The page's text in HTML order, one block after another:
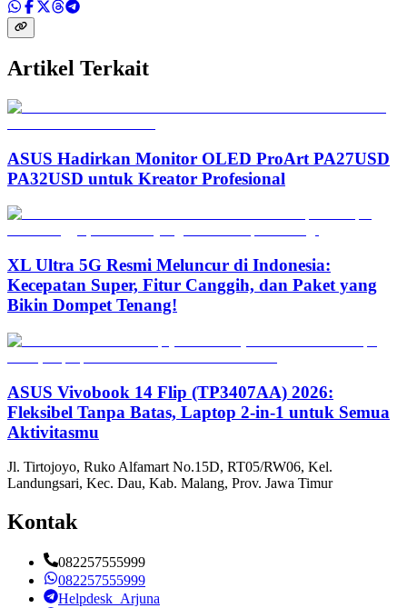
Artikel Terkait
ASUS Hadirkan Monitor OLED ProArt PA27USD
PA32USD untuk Kreator Profesional
XL Ultra 5G Resmi Meluncur di Indonesia:
Kecepatan Super, Fitur Canggih, dan Paket yang
Bikin Dompet Tenang!
ASUS Vivobook 14 Flip (TP3407AA) 2026:
Fleksibel Tanpa Batas, Laptop 2-in-1 untuk Semua
Aktivitasmu
Jl. Tirtojoyo, Ruko Alfamart No.15D, RT05/RW06, Kel.
Landungsari, Kec. Dau, Kab. Malang, Prov. Jawa Timur
Kontak
082257555999
082257555999
Helpdesk_Arjuna